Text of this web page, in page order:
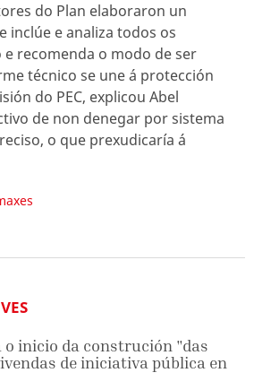
do Plan elaboraron un
inclúe e analiza todos os
recomenda o modo de ser
técnico se une á protección
do PEC, explicou Abel
de non denegar por sistema
o que prexudicaría á
o inicio da construción "das
de iniciativa pública en